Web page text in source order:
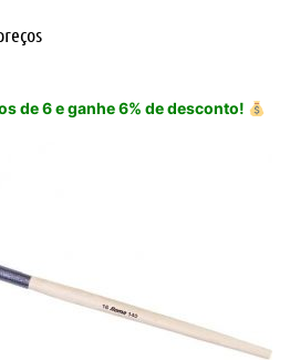
de 6 e ganhe 6% de desconto!